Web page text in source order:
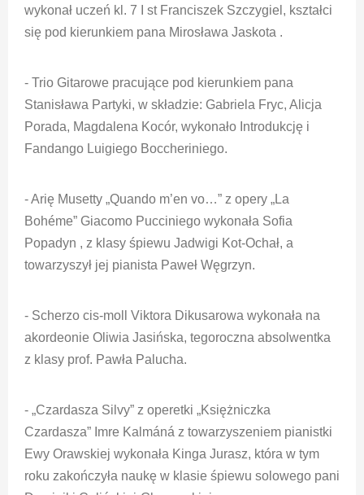
wykonał uczeń kl. 7 I st Franciszek Szczygiel, kształci
się pod kierunkiem pana Mirosława Jaskota .
- Trio Gitarowe pracujące pod kierunkiem pana
Stanisława Partyki, w składzie: Gabriela Fryc, Alicja
Porada, Magdalena Kocór, wykonało Introdukcję i
Fandango Luigiego Boccheriniego.
- Arię Musetty „Quando m’en vo…” z opery „La
Bohéme” Giacomo Pucciniego wykonała Sofia
Popadyn , z klasy śpiewu Jadwigi Kot-Ochał, a
towarzyszył jej pianista Paweł Węgrzyn.
- Scherzo cis-moll Viktora Dikusarowa wykonała na
akordeonie Oliwia Jasińska, tegoroczna absolwentka
z klasy prof. Pawła Palucha.
- „Czardasza Silvy” z operetki „Księżniczka
Czardasza” Imre Kalmáná z towarzyszeniem pianistki
Ewy Orawskiej wykonała Kinga Jurasz, która w tym
roku zakończyła naukę w klasie śpiewu solowego pani